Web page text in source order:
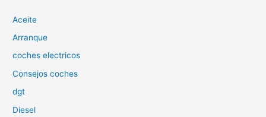
r
p
o
Aceite
Arranque
coches electricos
Consejos coches
dgt
Diesel